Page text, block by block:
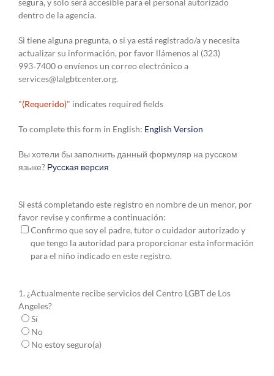
segura, y solo será accesible para el personal autorizado
dentro de la agencia.
Si tiene alguna pregunta, o si ya está registrado/a y necesita
actualizar su información, por favor llámenos al (323)
993‑7400 o envíenos un correo electrónico a
services@lalgbtcenter.org.
"(Requerido)" indicates required fields
To complete this form in English: English Version
Вы хотели бы заполнить данный формуляр на русском
языке? Русская версия
Si está completando este registro en nombre de un menor, por
favor revise y confirme a continuación:
Confirmo que soy el padre, tutor o cuidador autorizado y
que tengo la autoridad para proporcionar esta información
para el niño indicado en este registro.
1. ¿Actualmente recibe servicios del Centro LGBT de Los
Angeles?
Sí
No
No estoy seguro(a)